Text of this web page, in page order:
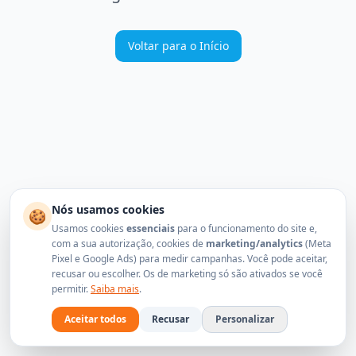
Voltar para o Início
🍪 Nós usamos cookies
Usamos cookies essenciais para o funcionamento do site e,
com a sua autorização, cookies de marketing/analytics(Meta
Pixel e Google Ads) para medir campanhas. Você pode aceitar,
recusar ou escolher. Os de marketing só são ativados se você
permitir.Saiba mais.
Aceitar todos Recusar Personalizar